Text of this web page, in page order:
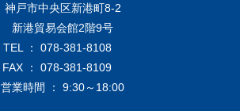
神戸市中央区新港町8-2
新港貿易会館2階9号
TEL ： 078-381-8108
FAX ： 078-381-8109
営業時間 ： 9:30～18:00